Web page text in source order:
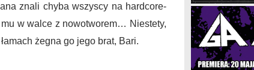
znali chyba wszyscy na hardcore-
w walce z nowotworem… Niestety,
żegna go jego brat, Bari.